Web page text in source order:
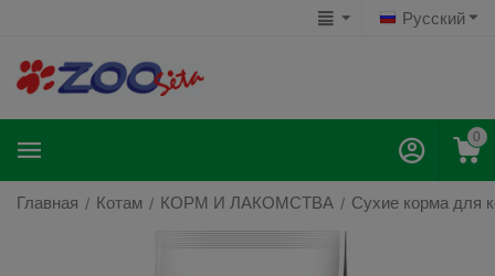
Русский
0
Главная / Котам / КОРМ И ЛАКОМСТВА / Сухие корма для